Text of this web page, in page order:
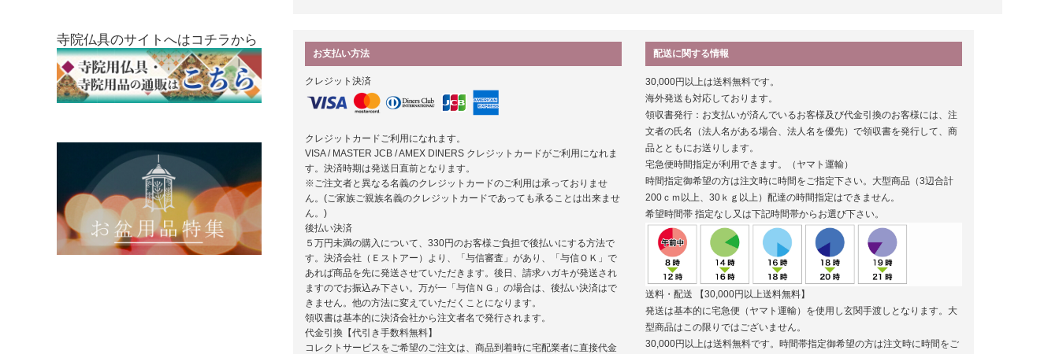
お支払い方法
クレジット決済
クレジットカードご利用になれます。
VISA / MASTER JCB / AMEX DINERS クレジットカードがご利用になれま
す。決済時期は発送日直前となります。
※ご注文者と異なる名義のクレジットカードのご利用は承っておりませ
ん。(ご家族ご親族名義のクレジットカードであっても承ることは出来ませ
ん。)
後払い決済
５万円未満の購入について、330円のお客様ご負担で後払いにする方法で
す。決済会社（Ｅストアー）より、「与信審査」があり、「与信ＯＫ」で
あれば商品を先に発送させていただきます。後日、請求ハガキが発送され
ますのでお振込み下さい。万が一「与信ＮＧ」の場合は、後払い決済はで
きません。他の方法に変えていただくことになります。
領収書は基本的に決済会社から注文者名で発行されます。
代金引換【代引き手数料無料】
コレクトサービスをご希望のご注文は、商品到着時に宅配業者に直接代金
配送に関する情報
30,000円以上は送料無料です。
海外発送も対応しております。
領収書発行：お支払いが済んでいるお客様及び代金引換のお客様には、注
文者の氏名（法人名がある場合、法人名を優先）で領収書を発行して、商
品とともにお送りします。
宅急便時間指定が利用できます。（ヤマト運輸）
時間指定御希望の方は注文時に時間をご指定下さい。大型商品（3辺合計
200ｃｍ以上、30ｋｇ以上）配達の時間指定はできません。
希望時間帯 指定なし又は下記時間帯からお選び下さい。
送料・配送 【30,000円以上送料無料】
発送は基本的に宅急便（ヤマト運輸）を使用し玄関手渡しとなります。大
型商品はこの限りではございません。
30,000円以上は送料無料です。時間帯指定御希望の方は注文時に時間をご
寺院仏具のサイトへはコチラから